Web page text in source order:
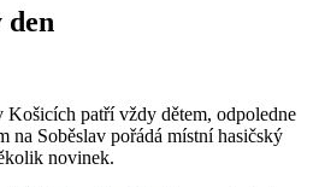
den
Košicích patří vždy dětem, odpoledne
na Soběslav pořádá místní hasičský
novinek.